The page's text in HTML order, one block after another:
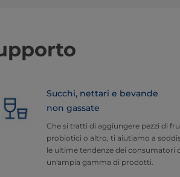
Succhi, nettari e bevande
non gassate
Che si tratti di aggiungere pezzi di
probiotici o altro, ti aiutiamo a
le ultime tendenze dei consumatori
un'ampia gamma di prodotti.